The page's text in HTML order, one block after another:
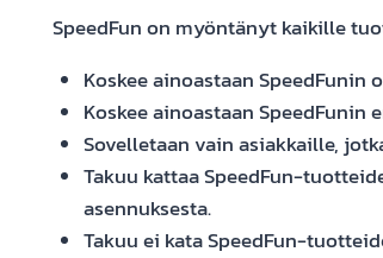
SpeedFun on myöntänyt kaikille
Koskee ainoastaan SpeedFunin
Koskee ainoastaan SpeedFunin
Sovelletaan vain asiakkaille,
Takuu kattaa SpeedFun-
asennuksesta.
Takuu ei kata SpeedFun-